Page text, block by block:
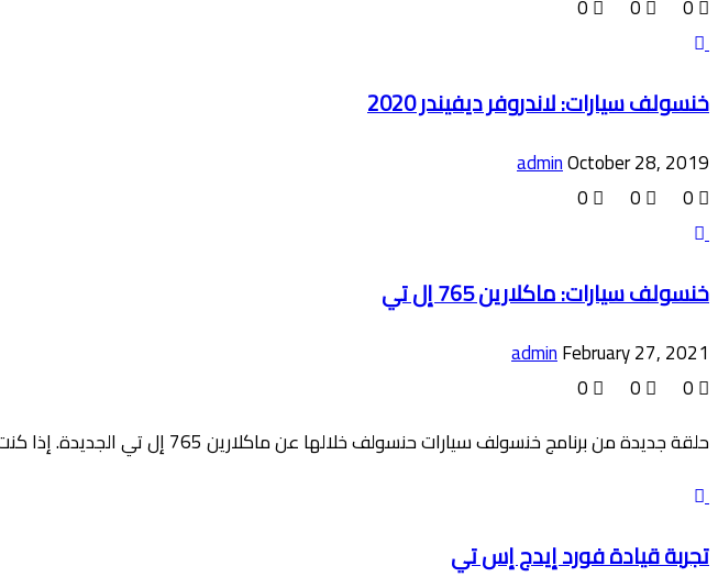
خنسولف سيارات: لاندروفر ديفيندر 2020
adminOctober 28, 2019
خنسولف سيارات: ماكلارين 765 إل تي
adminFebruary 27, 2021
حلقة جديدة من برنامج خنسولف سيارات حنسولف خلالها عن ماكلارين 765 إل تي الجديدة. إذا كنت من محبي السرعة والسيارات الرياضية السوبر، لا تفوّت الحلقة.
تجربة قيادة فورد إيدج إس تي